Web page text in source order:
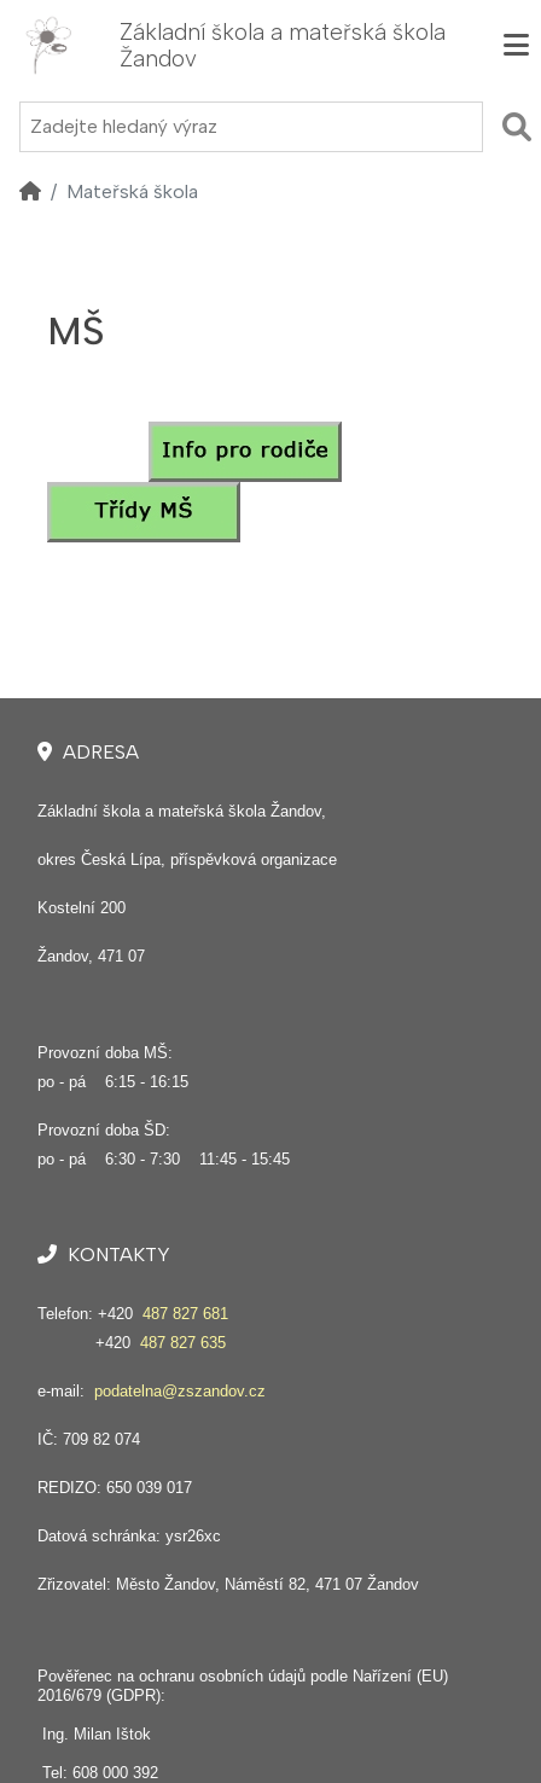
Základní škola a mateřská škola
Žandov
Mateřská škola
MŠ
ADRESA
Základní škola a mateřská škola Žandov,
okres Česká Lípa, příspěvková organizace
Kostelní 200
Žandov, 471 07
Provozní doba MŠ:
po - pá 6:15 - 16:15
Provozní doba ŠD:
po - pá 6:30 - 7:30 11:45 - 15:45
KONTAKTY
Telefon: +420 487 827 681
+420 487 827 635
e-mail: podatelna@zszandov.cz
IČ: 709 82 074
REDIZO: 650 039 017
Datová schránka: ysr26xc
Zřizovatel: Město Žandov, Náměstí 82, 471 07 Žandov
Pověřenec na ochranu osobních údajů podle Nařízení (EU)
2016/679 (GDPR):
Ing. Milan Ištok
Tel: 608 000 392